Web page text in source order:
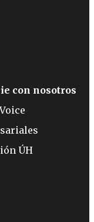
con nosotros
ÚH